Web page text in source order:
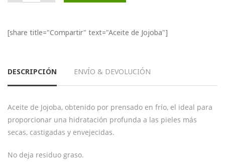
[share title="Compartir" text="Aceite de Jojoba"]
DESCRIPCIÓN ENVÍO & DEVOLUCIÓN
Aceite de Jojoba, obtenido por prensado en frío, el ideal para
proporcionar una hidratación profunda a las pieles más
secas, castigadas y envejecidas.
No deja residuo graso.